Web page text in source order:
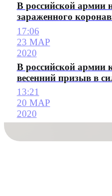
В российской армии
зараженного
17:06
23 МАР
2020
В российской армии
весенний призыв в
13:21
20 МАР
2020